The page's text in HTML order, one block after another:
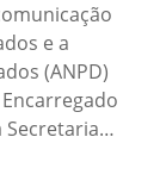
e a
(ANPD)
Encarregado
Secretaria…